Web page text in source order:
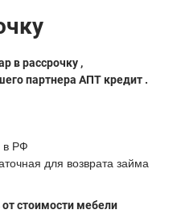
в рассрочку ,
партнера АПТ кредит .
в РФ
для возврата займа
стоимости мебели